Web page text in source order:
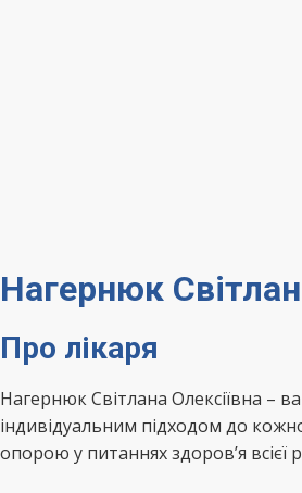
Нагернюк
Про лікаря
Нагернюк Світлана Олексіївна –
індивідуальним підходом до
опорою у питаннях здоров’я всієї